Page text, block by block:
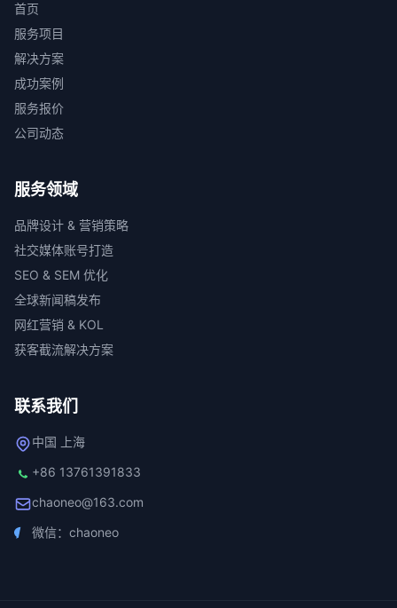
首页
服务项目
解决方案
成功案例
服务报价
公司动态
服务领域
品牌设计 & 营销策略
社交媒体账号打造
SEO & SEM 优化
全球新闻稿发布
网红营销 & KOL
获客截流解决方案
联系我们
中国 上海
+86 13761391833
chaoneo@163.com
微信：chaoneo